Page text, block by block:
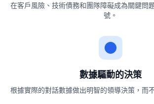
在客戶風險、技術債務和團隊障礙成為關鍵問
號。
數據驅動的決策
根據實際的對話數據做出明智的領導決策，而